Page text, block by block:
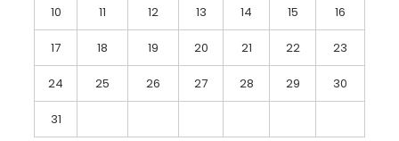
10 11 12 13 14 15 16
17 18 19 20 21 22 23
24 25 26 27 28 29 30
31